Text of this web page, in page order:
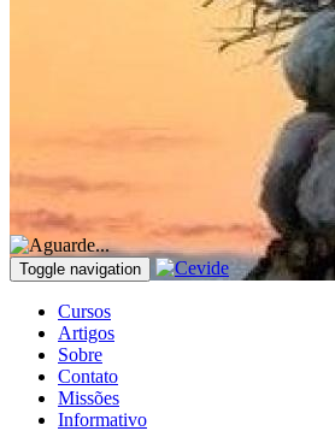
Toggle navigation
Cursos
Artigos
Sobre
Contato
Missões
Informativo